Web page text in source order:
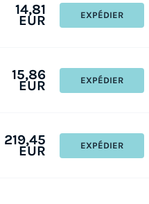
14,81
EUR EXPÉDIER
15,86
EUR EXPÉDIER
219,45
EUR EXPÉDIER